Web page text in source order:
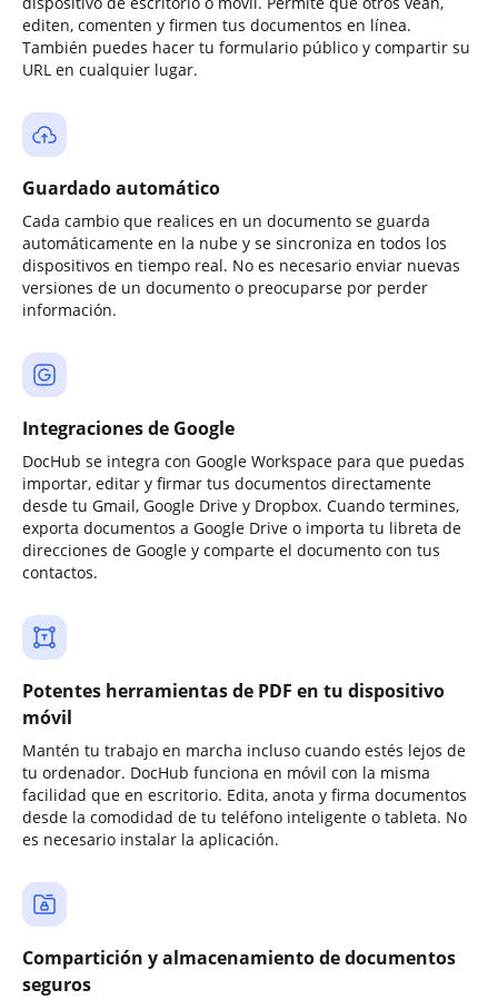
editen, comenten y firmen tus documentos en línea.
También puedes hacer tu formulario público y compartir su
URL en cualquier lugar.
Guardado automático
Cada cambio que realices en un documento se guarda
automáticamente en la nube y se sincroniza en todos los
dispositivos en tiempo real. No es necesario enviar nuevas
versiones de un documento o preocuparse por perder
información.
Integraciones de Google
DocHub se integra con Google Workspace para que puedas
importar, editar y firmar tus documentos directamente
desde tu Gmail, Google Drive y Dropbox. Cuando termines,
exporta documentos a Google Drive o importa tu libreta de
direcciones de Google y comparte el documento con tus
contactos.
Potentes herramientas de PDF en tu dispositivo
móvil
Mantén tu trabajo en marcha incluso cuando estés lejos de
tu ordenador. DocHub funciona en móvil con la misma
facilidad que en escritorio. Edita, anota y firma documentos
desde la comodidad de tu teléfono inteligente o tableta. No
es necesario instalar la aplicación.
Compartición y almacenamiento de documentos
seguros